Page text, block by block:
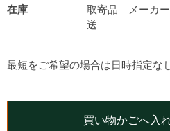
在庫
取寄品 メーカー
送
最短をご希望の場合は日時指定な